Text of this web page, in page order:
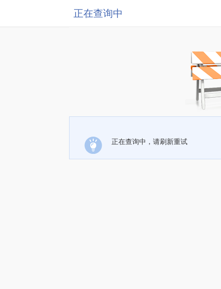
正在查询中
正在查询中，请刷新重试